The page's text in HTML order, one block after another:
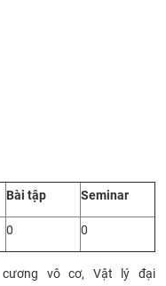
Bài tập Seminar
0 0
vô cơ, Vật lý đại